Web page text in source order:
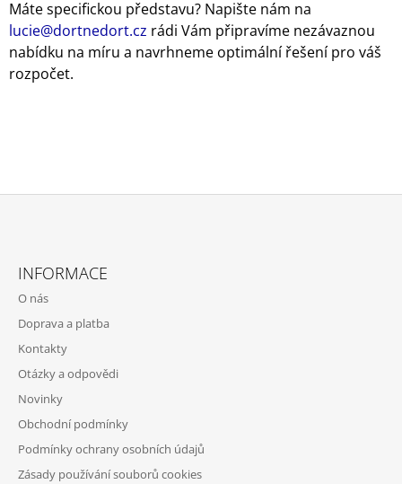
Máte specifickou představu? Napište nám na
lucie@dortnedort.cz rádi Vám připravíme nezávaznou
nabídku na míru a navrhneme optimální řešení pro váš
rozpočet.
099
Kč
INFORMACE
O nás
Doprava a platba
Kontakty
Otázky a odpovědi
Novinky
Obchodní podmínky
Podmínky ochrany osobních údajů
Zásady používání souborů cookies